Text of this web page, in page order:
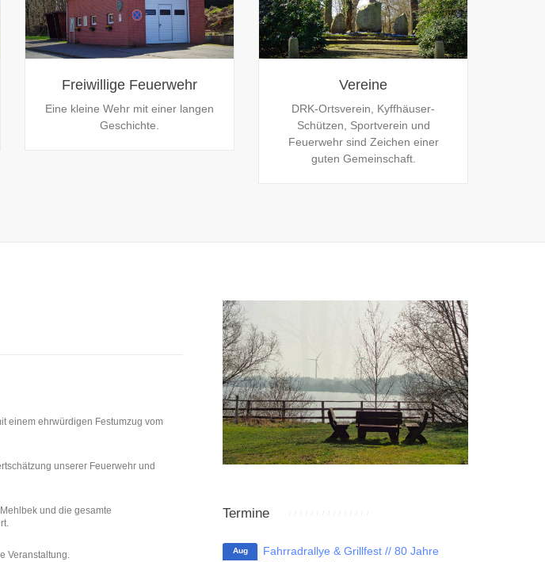
Freiwillige Feuerwehr
Eine kleine Wehr mit einer langen
Geschichte.
Vereine
DRK-Ortsverein, Kyffhäuser-
Schützen, Sportverein und
Feuerwehr sind Zeichen einer
guten Gemeinschaft.
einem ehrwürdigen Festumzug vom
unserer Feuerwehr und
und die gesamte
Veranstaltung.
Termine
Aug
Fahrradrallye & Grillfest // 80 Jahre